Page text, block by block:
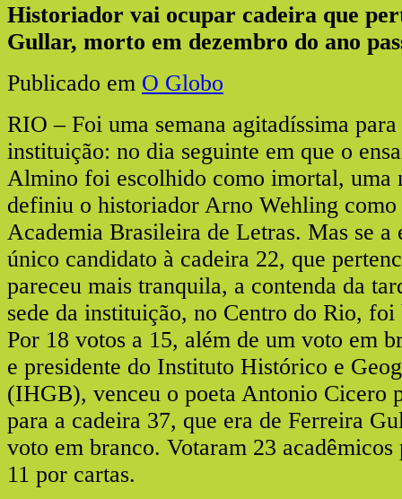
Historiador vai ocupar cadeira que
Gullar, morto em dezembro do ano
Publicado em O Globo
RIO – Foi uma semana agitadíssima para
instituição: no dia seguinte em que o
Almino foi escolhido como imortal, uma
definiu o historiador Arno Wehling como
Academia Brasileira de Letras. Mas se a
único candidato à cadeira 22, que
pareceu mais tranquila, a contenda da
sede da instituição, no Centro do Rio, foi
Por 18 votos a 15, além de um voto em
e presidente do Instituto Histórico e
(IHGB), venceu o poeta Antonio Cicero
para a cadeira 37, que era de Ferreira
voto em branco. Votaram 23 acadêmicos
11 por cartas.